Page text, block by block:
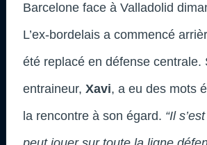
Barcelone face à Valladolid
L’ex-bordelais a commencé
été replacé en défense centrale.
entraineur, Xavi, a eu des mots
la rencontre à son égard. “Il